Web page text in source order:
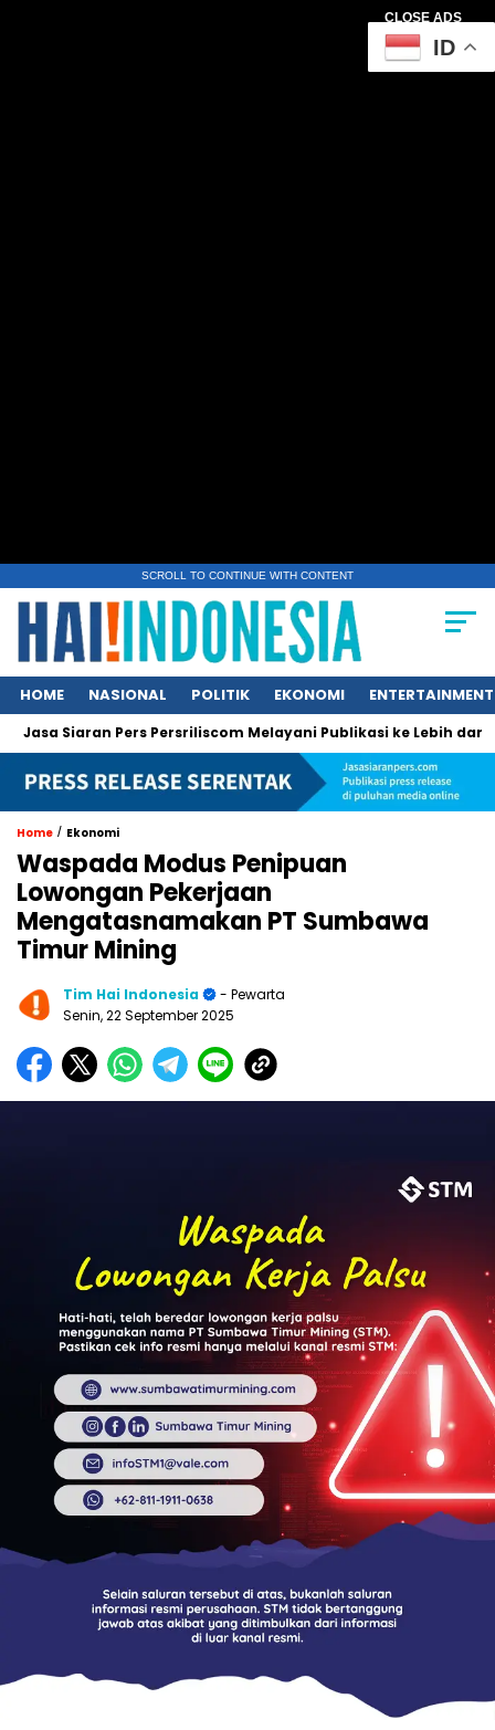
CLOSE ADS
SCROLL TO CONTINUE WITH CONTENT
HOME NASIONAL POLITIK EKONOMI ENTERTAINMENT
Pers Persriliscom Melayani Publikasi ke Lebih dari 150
Home / Ekonomi
Waspada Modus Penipuan
Lowongan Pekerjaan
Mengatasnamakan PT Sumbawa
Timur Mining
Tim Hai Indonesia
- Pewarta
Senin, 22 September 2025
ID